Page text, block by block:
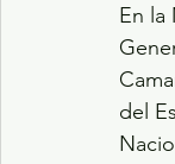
En la
del